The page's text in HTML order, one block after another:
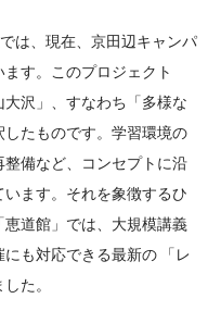
は、現在、京田辺キャンパ
す。このプロジェクト
沢」、すなわち「多様な
たものです。学習環境の
備など、コンセプトに沿
ます。それを象徴するひ
道館」では、大規模講義
も対応できる最新の 「レ
た。